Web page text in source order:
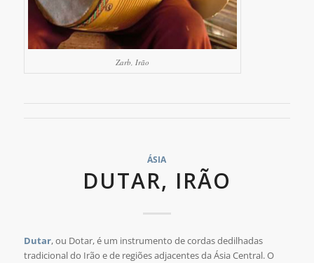
Zarb, Irão
ÁSIA
DUTAR, IRÃO
Dutar, ou Dotar, é um instrumento de cordas dedilhadas
tradicional do Irão e de regiões adjacentes da Ásia Central. O